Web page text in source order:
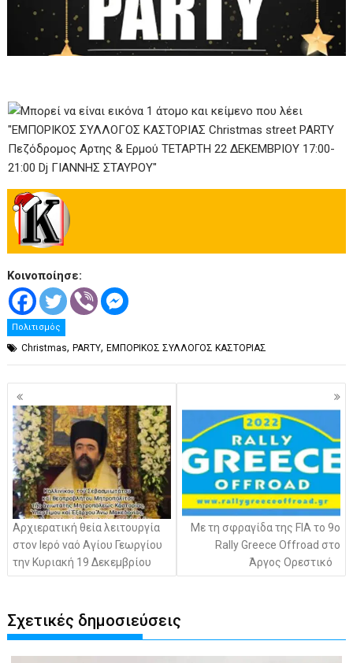
Κοινοποίησε:
Πολιτισμός
Christmas,PARTY,ΕΜΠΟΡΙΚΟΣ ΣΥΛΛΟΓΟΣ ΚΑΣΤΟΡΙΑΣ
Πλοήγηση
άρθρων
Αρχιερατική θεία λειτουργία
στον Ιερό ναό Αγίου Γεωργίου
την Κυριακή 19 Δεκεμβρίου
Με τη σφραγίδα της FIA το 9o
Rally Greece Offroad στο
Άργος Ορεστικό
Σχετικές δημοσιεύσεις